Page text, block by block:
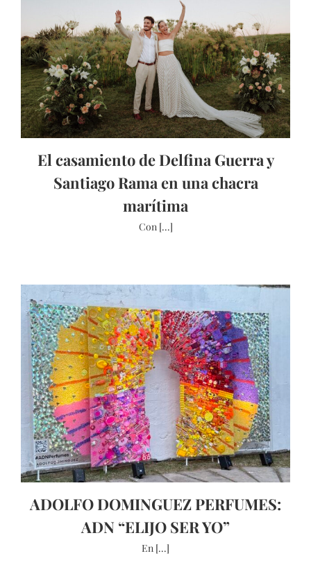
El casamiento de Delfina Guerra y
Santiago Rama en una chacra
marítima
Con [...]
ADOLFO DOMINGUEZ PERFUMES:
ADN “ELIJO SER YO”
En [...]